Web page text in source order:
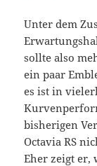
Unter dem
sollte also
ein paar
es ist in
bisherigen
Octavia RS
Eher zeigt er,